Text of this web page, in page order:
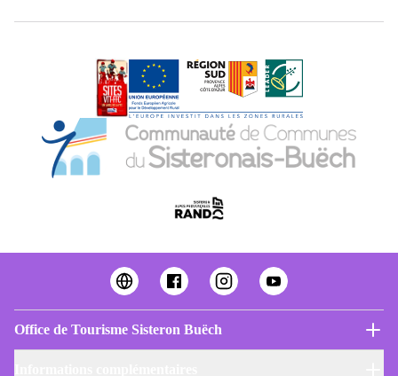
Office de Tourisme Sisteron Buëch